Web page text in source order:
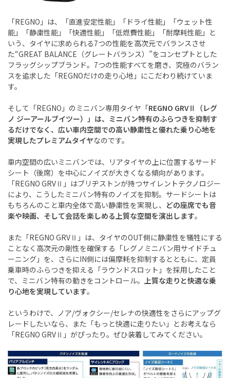
「REGNO」は、「直進安定性能」「ドライ性能」「ウェット性
能」「静粛性能」「快適性能」「低燃費性能」「耐摩耗性能」と
いう、タイヤに求められる7つの性能を高次元でバランスさせ
た“GREAT BALANCE（グレートバランス）”をコンセプトとした
フラッグシップブランド。7つの性能すべてを磨き、究極のバラン
スを追求した「REGNOだけの走り心地」にこだわり続けていま
す。
そして「REGNO」のミニバン専用タイヤ「REGNO GRVⅡ（レグ
ノ ジーアールブイツー）」は、ミニバン特有のふらつきを抑制す
るだけでなく、広い車内空間での高い静粛性と優れた乗り心地を
実現したプレミアムタイヤなのです。
車内空間の広いミニバンでは、リアタイヤの上に位置するサード
シート（後席）を中心にノイズが大きくなる傾向があります。
「REGNO GRVⅡ」はブリヂストンが持つサイレントテクノロジー
により、こうしたミニバン特有のノイズを抑制。サードシートは
もちろんのこと車内全体で高い静粛性を実現し、 どの座席でも音
楽や映画、そして会話を楽しめる上質な空間を演出します。
また「REGNO GRVⅡ」は、タイヤのOUT側に静粛性を犠牲にする
ことなく高次元の剛性を確保する「レグノミニバン用サイドチュ
ーニング」を、さらにIN側には偏摩耗を抑制するとともに、定員
乗車時のふらつきを抑える「ラウンドスロット」を採用したこと
で、ミニバン特有の動きをコントロール。
上質な走りと快適な乗
り心地を実現しています。
というわけで、ノア/ヴォクシー/セレナの快適性をさらにアップグ
レードしたいなら、また「もっと快適に走りたい」とお考えなら
「REGNO GRVⅡ」がぴったり。ぜひ装着してみてください。